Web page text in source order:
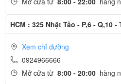
Bảo mật trên iPhone XR đơn giản và
mật khẩu chính là khuôn mặt của
đăng nhập vào ứng dụng hay thanh
không cần nhập mật khẩu. Đây là
nhất trên smartphone và nó còn
Apple A12 Bionic, con chip
HCM : 325 Nhật Tảo - P,6 - Q,10 -
Xem chỉ đường
0924966666
Mở cửa từ 8:00 - 20:00 hàng